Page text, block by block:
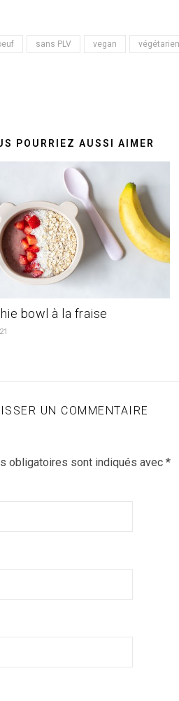
sans PLV vegan végétarien
POURRIEZ AUSSI AIMER
bowl à la fraise
UN COMMENTAIRE
obligatoires sont indiqués avec *